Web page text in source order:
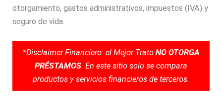
otorgamiento, gastos administrativos, impuestos (IVA) y
seguro de vida.
*Disclaimer Financiero: el Mejor Trato NO OTORGA
PRÉSTAMOS. En este sitio solo se compara
productos y servicios financieros de terceros.